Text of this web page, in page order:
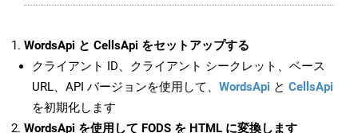
WordsApi と CellsApi をセットアップする
クライアント ID、クライアント シークレット、ベース
URL、API バージョンを使用して、 WordsApi と CellsApi
を初期化します
WordsApi を使用して FODS を HTML に変換します